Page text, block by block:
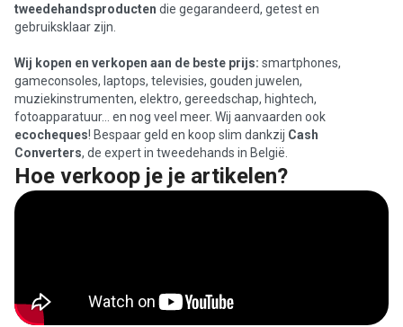
tweedehandsproducten die gegarandeerd, getest en
gebruiksklaar zijn.
Wij kopen en verkopen aan de beste prijs: smartphones,
gameconsoles, laptops, televisies, gouden juwelen,
muziekinstrumenten, elektro, gereedschap, hightech,
fotoapparatuur… en nog veel meer. Wij aanvaarden ook
ecocheques! Bespaar geld en koop slim dankzij Cash
Converters, de expert in tweedehands in België.
Hoe verkoop je je artikelen?